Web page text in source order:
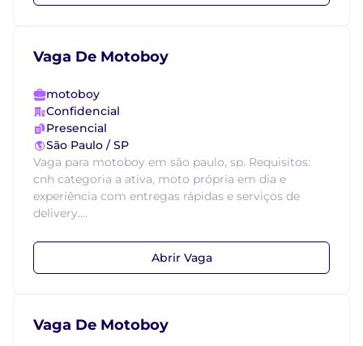
Vaga De Motoboy
motoboy
Confidencial
Presencial
São Paulo / SP
Vaga para motoboy em são paulo, sp. Requisitos:
cnh categoria a ativa, moto própria em dia e
experiência com entregas rápidas e serviços de
delivery....
Abrir Vaga
Vaga De Motoboy